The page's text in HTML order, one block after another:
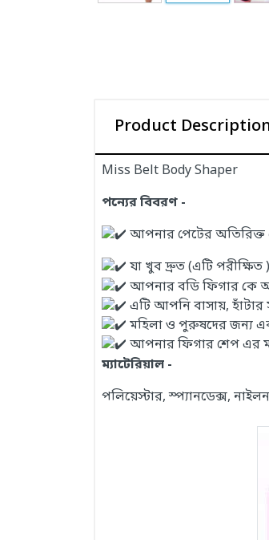
Product
Miss Belt Body Shaper
পন্যের বিবরণ -
আপনার পেটের অতিরিক্ত
যা খুব দ্রুত (এটি
আপনার বডি ফিগার কে
এটি আপনি বাসায়,
মহিলা ও পুরুষদের জন্য
আপনার ফিগার শেপ এর
ম্যাটেরিয়াল -
পলিয়েস্টার, স্প্যানডেক্স,